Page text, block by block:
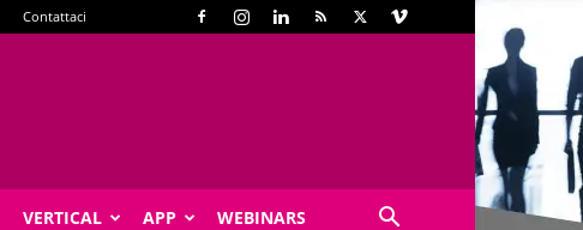
Contattaci
VERTICAL APP WEBINARS